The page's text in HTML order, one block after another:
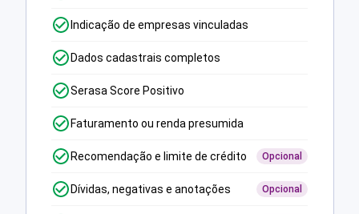
Indicação de empresas vinculadas
Dados cadastrais completos
Serasa Score Positivo
Faturamento ou renda presumida
Recomendação e limite de crédito Opcional
Dívidas, negativas e anotações Opcional